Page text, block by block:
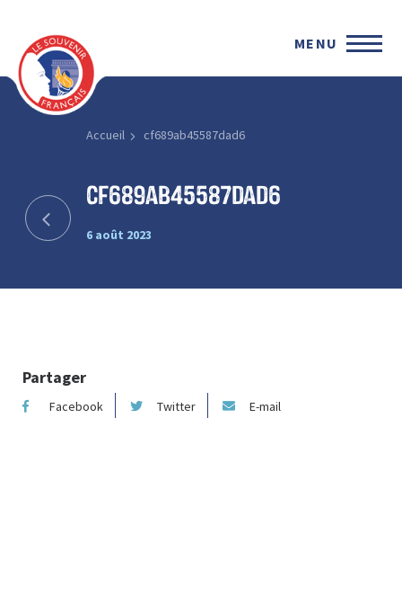
MENU
Accueil cf689ab45587dad6
cf689ab45587dad6
6 août 2023
Partager
Facebook Twitter E-mail